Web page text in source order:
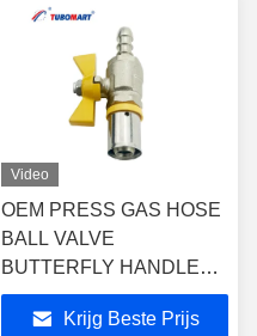
Video
OEM PRESS GAS HOSE
BALL VALVE
BUTTERFLY HANDLE
S1216*8 HOSE TAIL 8MM
en 10MM voor Pex Al Pex
Krijg Beste Prijs